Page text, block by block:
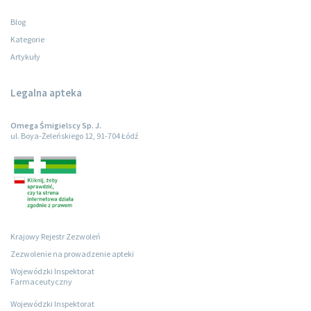
Blog
Kategorie
Artykuły
Legalna apteka
Omega Śmigielscy Sp. J.
ul. Boya-Żeleńskiego 12, 91-704 Łódź
Krajowy Rejestr Zezwoleń
Zezwolenie na prowadzenie apteki
Wojewódzki Inspektorat
Farmaceutyczny
Wojewódzki Inspektorat